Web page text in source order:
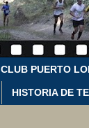
CLUB PUERTO
HISTORIA DE